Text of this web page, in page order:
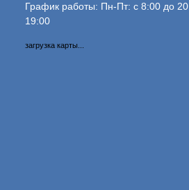
График работы: Пн-Пт: с 8:00 до
19:00
загрузка карты...